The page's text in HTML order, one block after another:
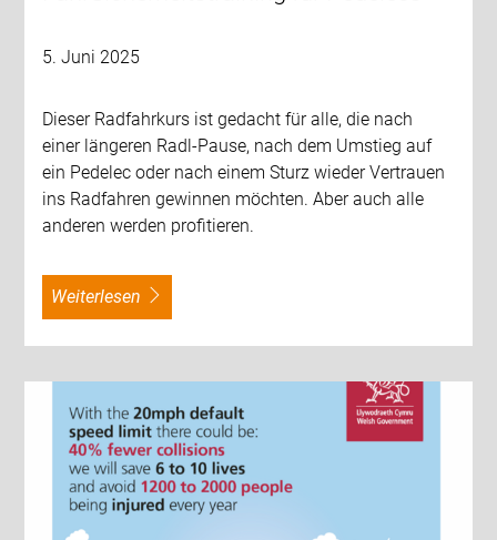
5. Juni 2025
Dieser Radfahrkurs ist gedacht für alle, die nach
einer längeren Radl-Pause, nach dem Umstieg auf
ein Pedelec oder nach einem Sturz wieder Vertrauen
ins Radfahren gewinnen möchten. Aber auch alle
anderen werden profitieren.
weiterlesen